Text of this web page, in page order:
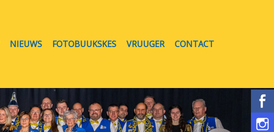
NIEUWS FOTOBUUKSKES VRUUGER CONTACT